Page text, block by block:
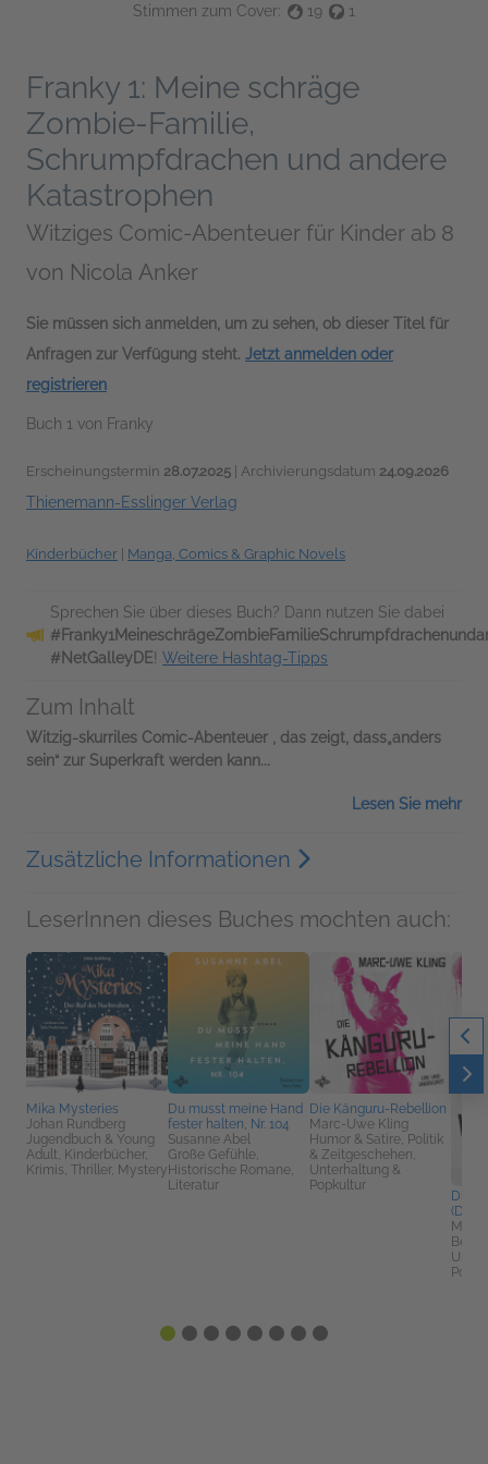
Stimmen zum Cover: 19 1
Franky 1: Meine schräge
Zombie-Familie,
Schrumpfdrachen und andere
Katastrophen
Witziges Comic-Abenteuer für Kinder ab 8
von Nicola Anker
Sie müssen sich anmelden, um zu sehen, ob dieser Titel für
Anfragen zur Verfügung steht. Jetzt anmelden oder
registrieren
Buch 1 von Franky
Erscheinungstermin 28.07.2025 | Archivierungsdatum 24.09.2026
Thienemann-Esslinger Verlag
Kinderbücher | Manga, Comics & Graphic Novels
Sprechen Sie über dieses Buch? Dann nutzen Sie dabei
#NetGalleyDE! Weitere Hashtag-Tipps
Zum Inhalt
Witzig-skurriles Comic-Abenteuer , das zeigt, dass„anders
sein“ zur Superkraft werden kann...
Lesen Sie mehr
Zusätzliche Informationen
LeserInnen dieses Buches mochten auch:
Mika Mysteries
Johan Rundberg
Jugendbuch & Young
Adult, Kinderbücher,
Krimis, Thriller, Mystery
Du musst meine Hand
fester halten, Nr. 104
Susanne Abel
Große Gefühle,
Historische Romane,
Literatur
Die Känguru-Rebellion
Marc-Uwe Kling
Humor & Satire, Politik
& Zeitgeschehen,
Unterhaltung &
Popkultur
Die
(Die